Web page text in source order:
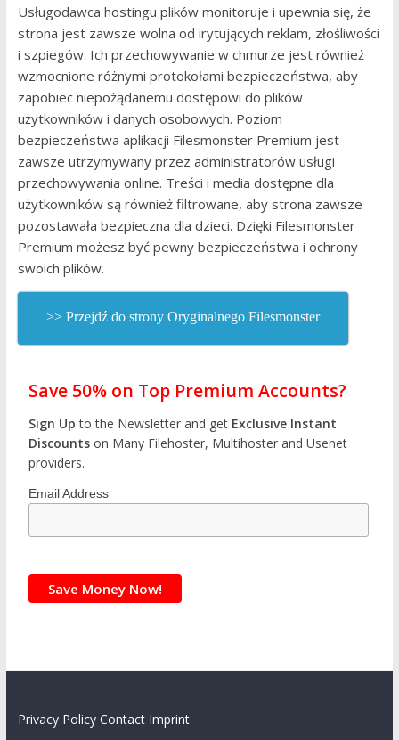
Usługodawca hostingu plików monitoruje i upewnia się, że
strona jest zawsze wolna od irytujących reklam, złośliwości
i szpiegów. Ich przechowywanie w chmurze jest również
wzmocnione różnymi protokołami bezpieczeństwa, aby
zapobiec niepożądanemu dostępowi do plików
użytkowników i danych osobowych. Poziom
bezpieczeństwa aplikacji Filesmonster Premium jest
zawsze utrzymywany przez administratorów usługi
przechowywania online. Treści i media dostępne dla
użytkowników są również filtrowane, aby strona zawsze
pozostawała bezpieczna dla dzieci. Dzięki Filesmonster
Premium możesz być pewny bezpieczeństwa i ochrony
swoich plików.
>> Przejdź do strony Oryginalnego Filesmonster
Save 50% on Top Premium Accounts?
Sign Up to the Newsletter and get Exclusive Instant
Discounts on Many Filehoster, Multihoster and Usenet
providers.
Email Address
Privacy Policy Contact Imprint